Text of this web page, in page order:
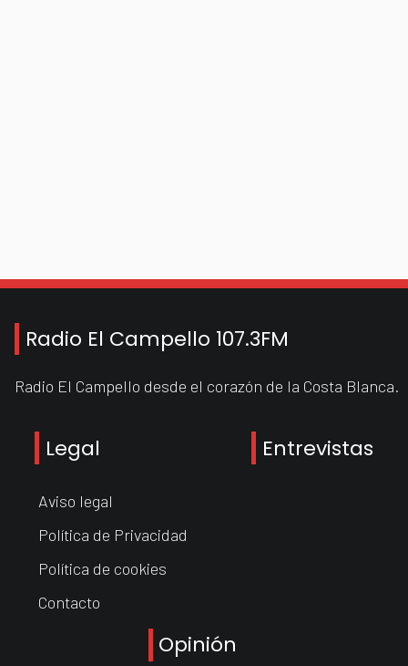
Radio El Campello 107.3FM
Radio El Campello desde el corazón de la Costa Blanca.
Legal
Aviso legal
Política de Privacidad
Política de cookies
Contacto
Entrevistas
Opinión